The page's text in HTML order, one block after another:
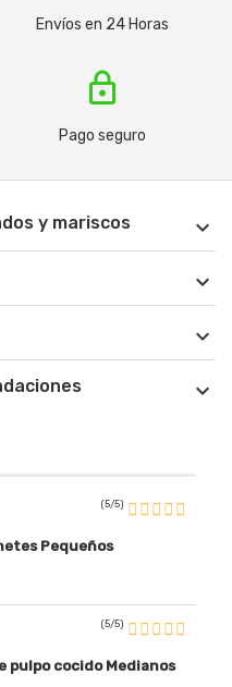
Envíos en 24 Horas
lock
Pago seguro
y mariscos 



(5/5)
Pequeños
(5/5)
pulpo cocido Medianos